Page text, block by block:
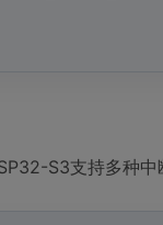
S3支持多种